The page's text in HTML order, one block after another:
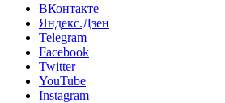
ВКонтакте
Яндекс.Дзен
Telegram
Facebook
Twitter
YouTube
Instagram